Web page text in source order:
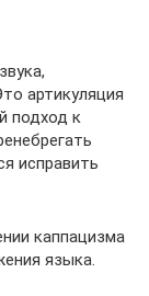
артикуляция
подход к
исправить
каппацизма
языка.